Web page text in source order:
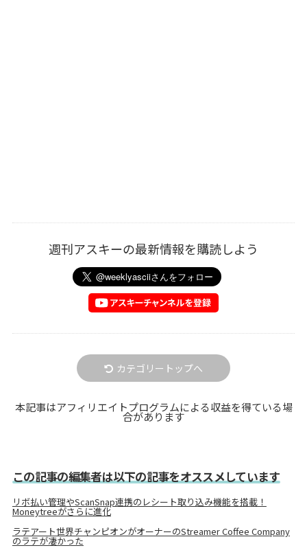
週刊アスキーの最新情報を購読しよう
カテゴリートップへ
本記事はアフィリエイトプログラムによる収益を得ている場
合があります
この記事の編集者は以下の記事をオススメしています
リボ払い管理やScanSnap連携のレシート取り込み機能を搭載！
Moneytreeがさらに進化
ラテアート世界チャンピオンがオーナーのStreamer Coffee Company
のラテが凄かった